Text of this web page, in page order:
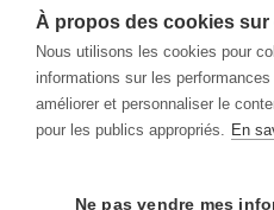
À propos des cookies sur
Nous utilisons les cookies pour
informations sur les
améliorer et personnaliser le
pour les publics appropriés. En
Ne pas vendre mes